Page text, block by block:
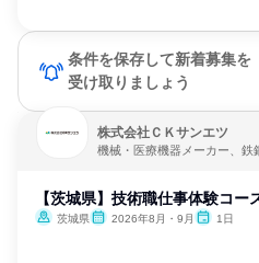
条件を保存して新着募集を
受け取りましょう
株式会社ＣＫサンエツ
機械・医療機器メーカー、鉄
【茨城県】技術職仕事体験コー
茨城県 2026年8月・9月 1日